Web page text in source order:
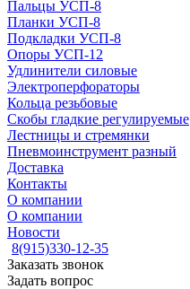
Пальцы УСП-8
Планки УСП-8
Подкладки УСП-8
Опоры УСП-12
Удлинители силовые
Электроперфораторы
Кольца резьбовые
Скобы гладкие регулируемые
Лестницы и стремянки
Пневмоинструмент разный
Доставка
Контакты
О компании
О компании
Новости
8(915)330-12-35
Заказать звонок
Задать вопрос